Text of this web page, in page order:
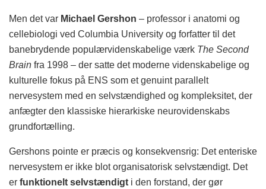
Men det var Michael Gershon – professor i anatomi og
cellebiologi ved Columbia University og forfatter til det
banebrydende populærvidenskabelige værk The Second
Brain fra 1998 – der satte det moderne videnskabelige og
kulturelle fokus på ENS som et genuint parallelt
nervesystem med en selvstændighed og kompleksitet, der
anfægter den klassiske hierarkiske neurovidenskabs
grundfortælling.
Gershons pointe er præcis og konsekvensrig: Det enteriske
nervesystem er ikke blot organisatorisk selvstændigt. Det
er funktionelt selvstændigt i den forstand, der gør